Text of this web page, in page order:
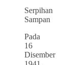
Serpihan
Sampan
Pada
16
Disember